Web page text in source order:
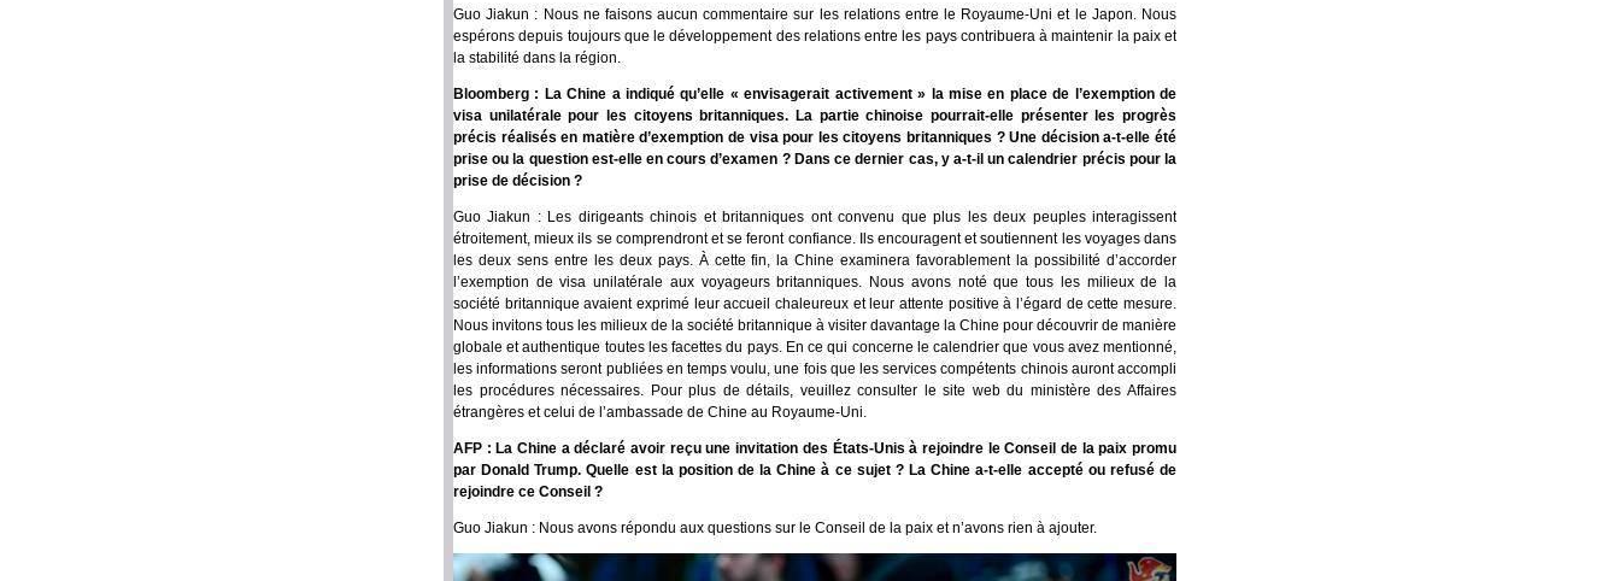
Guo Jiakun : Nous ne faisons aucun commentaire sur les relations entre le Royaume-Uni et le Japon. Nous
espérons depuis toujours que le développement des relations entre les pays contribuera à maintenir la paix et
la stabilité dans la région.
Bloomberg : La Chine a indiqué qu’elle « envisagerait activement » la mise en place de l’exemption de
visa unilatérale pour les citoyens britanniques. La partie chinoise pourrait-elle présenter les progrès
précis réalisés en matière d’exemption de visa pour les citoyens britanniques ? Une décision a-t-elle été
prise ou la question est-elle en cours d’examen ? Dans ce dernier cas, y a-t-il un calendrier précis pour la
prise de décision ?
Guo Jiakun : Les dirigeants chinois et britanniques ont convenu que plus les deux peuples interagissent
étroitement, mieux ils se comprendront et se feront confiance. Ils encouragent et soutiennent les voyages dans
les deux sens entre les deux pays. À cette fin, la Chine examinera favorablement la possibilité d’accorder
l’exemption de visa unilatérale aux voyageurs britanniques. Nous avons noté que tous les milieux de la
société britannique avaient exprimé leur accueil chaleureux et leur attente positive à l’égard de cette mesure.
Nous invitons tous les milieux de la société britannique à visiter davantage la Chine pour découvrir de manière
globale et authentique toutes les facettes du pays. En ce qui concerne le calendrier que vous avez mentionné,
les informations seront publiées en temps voulu, une fois que les services compétents chinois auront accompli
les procédures nécessaires. Pour plus de détails, veuillez consulter le site web du ministère des Affaires
étrangères et celui de l’ambassade de Chine au Royaume-Uni.
AFP : La Chine a déclaré avoir reçu une invitation des États-Unis à rejoindre le Conseil de la paix promu
par Donald Trump. Quelle est la position de la Chine à ce sujet ? La Chine a-t-elle accepté ou refusé de
rejoindre ce Conseil ?
Guo Jiakun : Nous avons répondu aux questions sur le Conseil de la paix et n’avons rien à ajouter.